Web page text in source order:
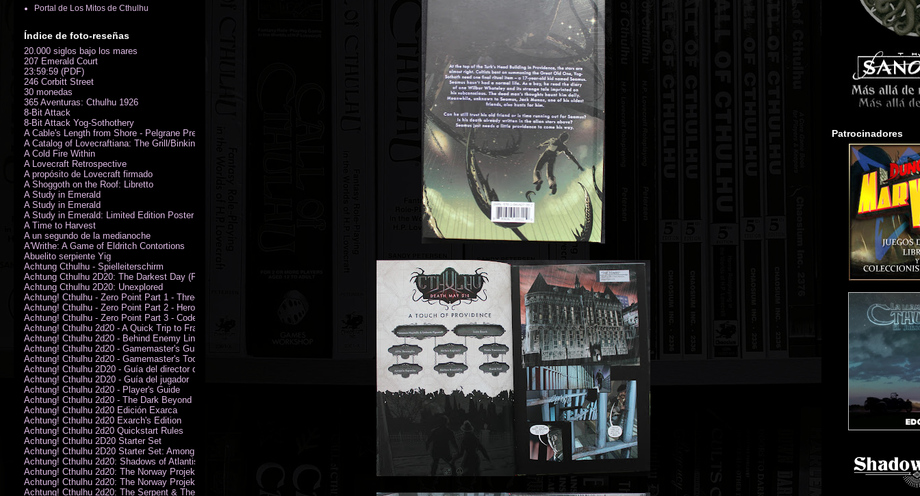
Portal de Los Mitos de Cthulhu
Índice de foto-reseñas
20.000 siglos bajo los mares
207 Emerald Court
23:59:59 (PDF)
246 Corbitt Street
30 monedas
365 Aventuras: Cthulhu 1926
8-Bit Attack
8-Bit Attack Yog-Sothothery
A Cable's Length from Shore - Pelgrane Press' FreeRPG 2018 (PDF)
A Catalog of Lovecraftiana: The Grill/Binkin Collection
A Cold Fire Within
A Lovecraft Retrospective
A propósito de Lovecraft firmado
A Shoggoth on the Roof: Libretto
A Study in Emerald
A Study in Emerald
A Study in Emerald: Limited Edition Poster (Neil Gaiman)
A Time to Harvest
A un segundo de la medianoche
A'Writhe: A Game of Eldritch Contortions
Abuelito serpiente Yig
Achtung Cthulhu - Spielleiterschirm
Achtung Cthulhu 2D20: The Darkest Day (PDF)
Achtung Cthulhu 2D20: Unexplored
Achtung! Cthulhu - Zero Point Part 1 - Three Kings
Achtung! Cthulhu - Zero Point Part 2 - Heroes of the Sea
Achtung! Cthulhu - Zero Point Part 3 - Code of Honour (PDF)
Achtung! Cthulhu 2d20 - A Quick Trip to France (PDF)
Achtung! Cthulhu 2d20 - Behind Enemy Lines
Achtung! Cthulhu 2d20 - Gamemaster's Guide
Achtung! Cthulhu 2d20 - Gamemaster's Toolkit
Achtung! Cthulhu 2D20 - Guía del director de juego
Achtung! Cthulhu 2D20 - Guía del jugador
Achtung! Cthulhu 2d20 - Player's Guide
Achtung! Cthulhu 2d20 - The Dark Beyond
Achtung! Cthulhu 2d20 Edición Exarca
Achtung! Cthulhu 2d20 Exarch's Edition
Achtung! Cthulhu 2d20 Quickstart Rules
Achtung! Cthulhu 2D20 Starter Set
Achtung! Cthulhu 2D20 Starter Set: Among the Wolves (PDF)
Achtung! Cthulhu 2d20: Shadows of Atlantis
Achtung! Cthulhu 2d20: The Norway Projekt
Achtung! Cthulhu 2d20: The Norway Projekt (PDF)
Achtung! Cthulhu 2d20: The Serpent & The Sands
Patrocinadores